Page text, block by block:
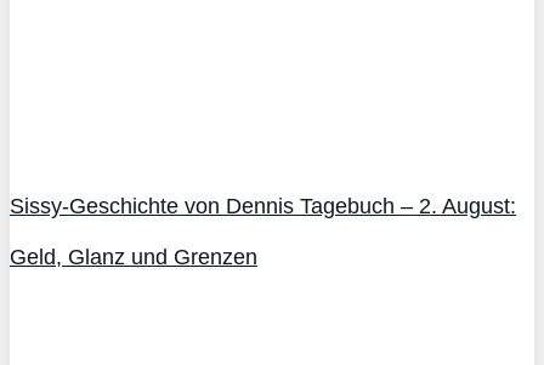
Sissy-Geschichte von Dennis Tagebuch – 2. August:
Geld, Glanz und Grenzen